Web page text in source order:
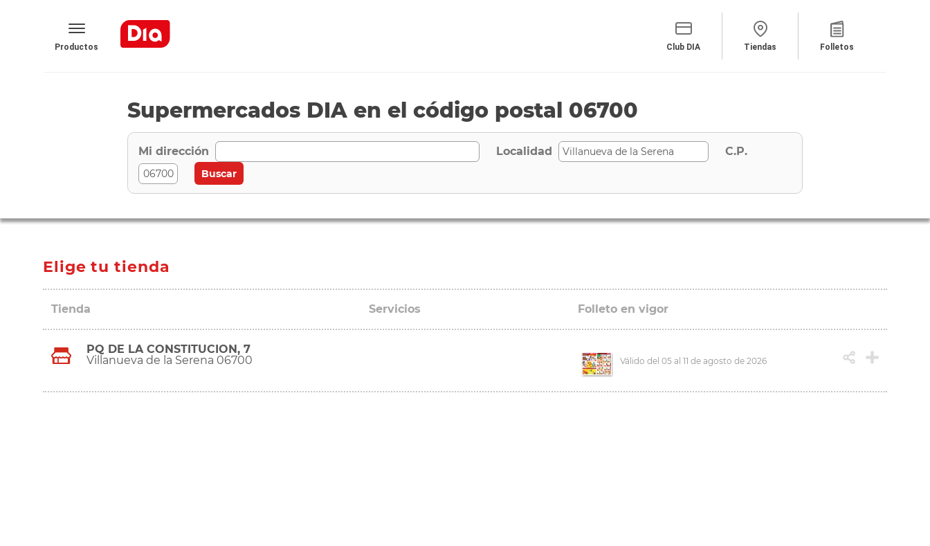
Productos Club DIA Tiendas Folletos
Supermercados DIA en el código postal 06700
Mi dirección Localidad C.P.
Elige tu tienda
Tienda Servicios Folleto en vigor
PQ DE LA CONSTITUCION, 7
Villanueva de la Serena 06700
Válido del 05 al 11 de agosto de 2026